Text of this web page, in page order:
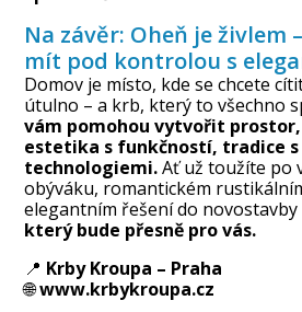
Na závěr: Oheň je živlem
mít pod kontrolou s
Domov je místo, kde se chcete
útulno – a krb, který to všechno
vám pomohou vytvořit prostor,
estetika s funkčností, tradice
technologiemi.Ať už toužíte po
obýváku, romantickém
elegantním řešení do novostavby
který bude přesně pro vás.
📍 Krby Kroupa – Praha
🌐www.krbykroupa.cz